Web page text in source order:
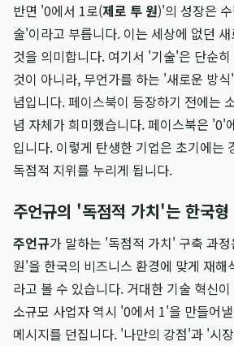
반면 '0에서 1로(제로 투 원)'의 성장은
술'이라고 부릅니다. 이는 세상에 없던
것을 의미합니다. 여기서 '기술'은 단순
것이 아니라, 무언가를 하는 '새로운 방
념입니다. 페이스북이 등장하기 전에는
념 자체가 희미했습니다. 페이스북은 '0'
입니다. 이렇게 탄생한 기업은 초기에는
독점적 지위를 누리게 됩니다.
주언규의 '독점적 가치'는 한국
주언규가 말하는 '독점적 가치' 구축 과
원'을 한국의 비즈니스 환경에 맞게 재해
라고 볼 수 있습니다. 거대한 기술 혁신
소규모 사업자 역시 '0에서 1'을 만들어
메시지를 던집니다. '나만의 강점'과 '시